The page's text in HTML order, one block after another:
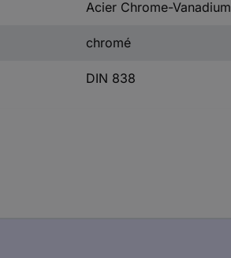
Acier Chrome-Vanadium
chromé
DIN 838